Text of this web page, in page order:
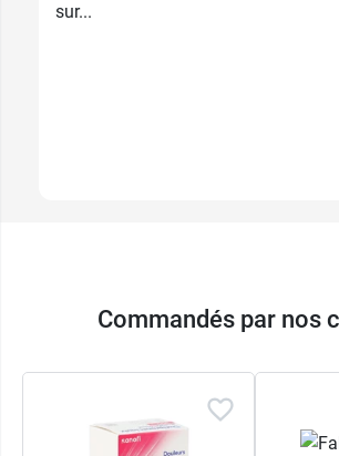
sur...
Commandés par nos